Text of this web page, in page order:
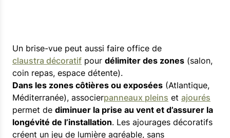
Un brise-vue peut aussi faire office de
claustra décoratif pour délimiter des zones (salon,
coin repas, espace détente).
Dans les zones côtières ou exposées (Atlantique,
Méditerranée), associerpanneaux pleins et ajourés
permet de diminuer la prise au vent et d’assurer la
longévité de l’installation. Les ajourages décoratifs
créent un jeu de lumière agréable, sans